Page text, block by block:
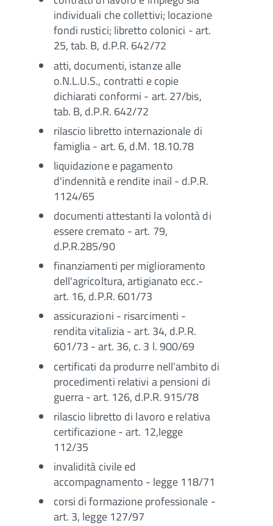
individuali che collettivi; locazione
fondi rustici; libretto colonici - art.
25, tab. B, d.P.R. 642/72
atti, documenti, istanze alle
o.N.L.U.S., contratti e copie
dichiarati conformi - art. 27/bis,
tab. B, d.P.R. 642/72
rilascio libretto internazionale di
famiglia - art. 6, d.M. 18.10.78
liquidazione e pagamento
d'indennità e rendite inail - d.P.R.
1124/65
documenti attestanti la volontà di
essere cremato - art. 79,
d.P.R.285/90
finanziamenti per miglioramento
dell'agricoltura, artigianato ecc.-
art. 16, d.P.R. 601/73
assicurazioni - risarcimenti -
rendita vitalizia - art. 34, d.P.R.
601/73 - art. 36, c. 3 l. 900/69
certificati da produrre nell'ambito di
procedimenti relativi a pensioni di
guerra - art. 126, d.P.R. 915/78
rilascio libretto di lavoro e relativa
certificazione - art. 12,legge
112/35
invalidità civile ed
accompagnamento - legge 118/71
corsi di formazione professionale -
art. 3, legge 127/97